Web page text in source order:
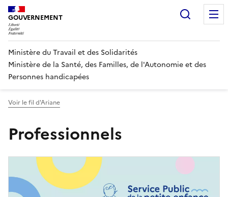
Panneau de gestion des cookies
GOUVERNEMENT
Ministère du Travail et des Solidarités
Ministère de la Santé, des Familles, de l'Autonomie et des
Personnes handicapées
Voir le fil d'Ariane
Professionnels